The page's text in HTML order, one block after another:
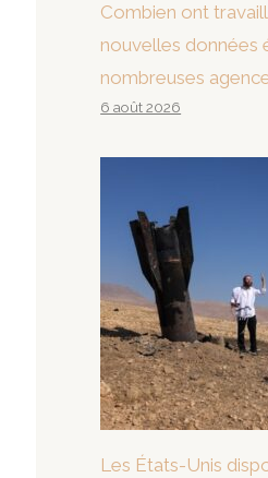
Combien ont
nouvelles données
nombreuses
6 août 2026
Les États-Unis